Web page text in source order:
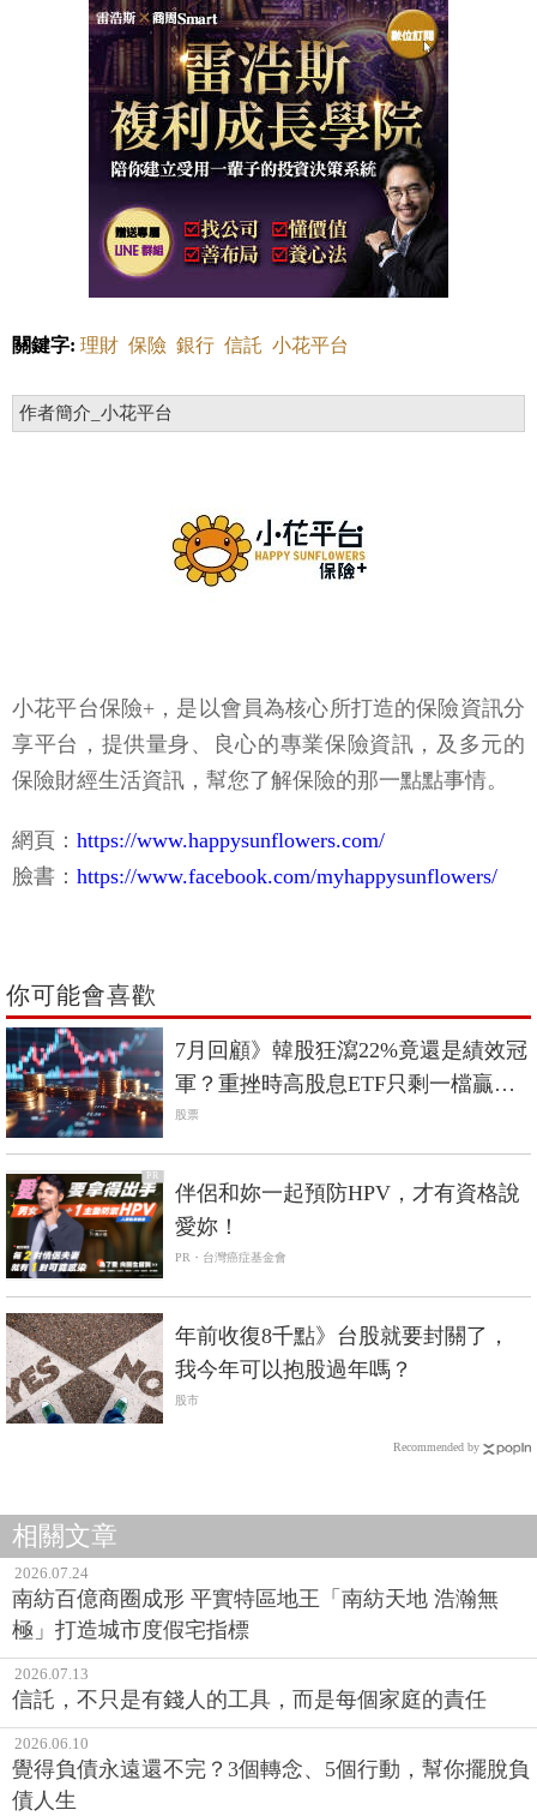
關鍵字: 理財 保險 銀行 信託 小花平台
作者簡介_小花平台
小花平台保險+，是以會員為核心所打造的保險資訊分
享平台，提供量身、良心的專業保險資訊，及多元的
保險財經生活資訊，幫您了解保險的那一點點事情。
網頁： https://www.happysunflowers.com/
臉書： https://www.facebook.com/myhappysunflowers/
你可能會喜歡
7月回顧》韓股狂瀉22%竟還是績效冠
軍？重挫時高股息ETF只剩一檔贏過
0050
股票
PR
伴侶和妳一起預防HPV，才有資格說
愛妳！
PR・台灣癌症基金會
年前收復8千點》台股就要封關了，
我今年可以抱股過年嗎？
股市
Recommended by
相關文章
2026.07.24
南紡百億商圈成形 平實特區地王「南紡天地 浩瀚無
極」打造城市度假宅指標
2026.07.13
信託，不只是有錢人的工具，而是每個家庭的責任
2026.06.10
覺得負債永遠還不完？3個轉念、5個行動，幫你擺脫負
債人生